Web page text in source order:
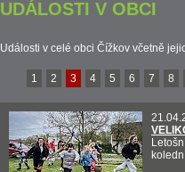
UDÁLOSTI V OBCI
Události v celé obci Čížkov včetně
1 2 3 4 5 6 7 8